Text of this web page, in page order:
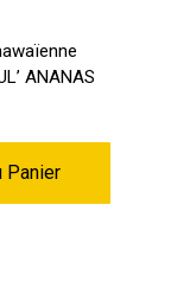
ANANAS
Panier